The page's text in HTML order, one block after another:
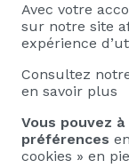
Langage
Soft skills
Avec votre
sur notre site
expérience
Consultez
en savoir plus
Vous pouvez
préférences
cookies » en